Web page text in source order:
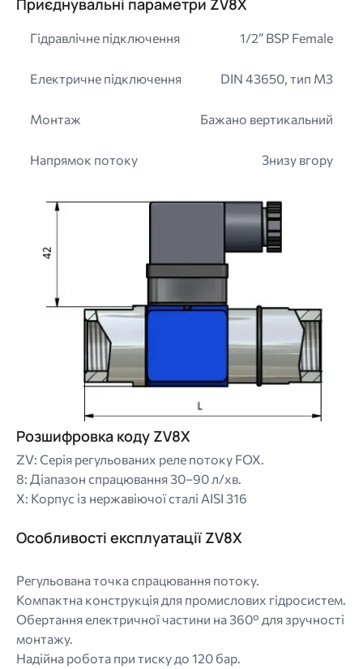
Приєднувальні параметри ZV8X
Гідравлічне підключення 1/2” BSP Female
Електричне підключення DIN 43650, тип M3
Монтаж Бажано вертикальний
Напрямок потоку
Знизу вгору
Розшифровка коду ZV8X
ZV: Серія регульованих реле потоку FOX.
8: Діапазон спрацювання 30–90 л/хв.
X: Корпус із нержавіючої сталі AISI 316
Особливості експлуатації ZV8X
Регульована точка спрацювання потоку.
Компактна конструкція для промислових гідросистем.
Обертання електричної частини на 360° для зручності
монтажу.
Надійна робота при тиску до 120 бар.